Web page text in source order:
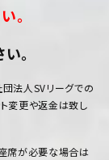
。
。
法人SVリーグでの
変更や返金は致し
席が必要な場合は